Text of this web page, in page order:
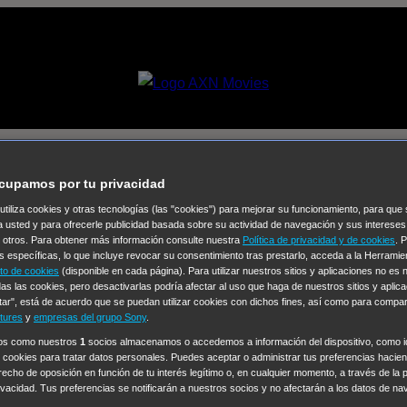
Selecciona un
Colección de Videos
Operación: Huracán House of Cards Despedida Salvaje
en familia Hudson & Rex
Lola High Country Los casos de Susan Ryeland:
Libre de Culpa Morbius NCIS: Nueva Orleans Pandora En
Chicago Fire Monarch Circuito cerrado Alert: Unidad de
por tu privacidad
cookies y otras tecnologías (las "cookies") para mejorar su funcionamiento, para que
usted y para ofrecerle publicidad basada sobre su actividad de navegación y sus
otros. Para obtener más información consulte nuestra Política de privacidad y de cookies .
específicas, lo que incluye revocar su consentimiento tras prestarlo, acceda a la
de cookies (disponible en cada página). Para utilizar nuestros sitios y aplicaciones no es
las cookies, pero desactivarlas podría afectar al uso que haga de nuestros sitios y
está de acuerdo que se puedan utilizar cookies con dichos fines, así como para
y empresas del grupo Sony.
como nuestros 1 socios almacenamos o accedemos a información del dispositivo, como
para tratar datos personales. Puedes aceptar o administrar tus preferencias
de oposición en función de tu interés legítimo o, en cualquier momento, a través de la
Tus preferencias se notificarán a nuestros socios y no afectarán a los datos de